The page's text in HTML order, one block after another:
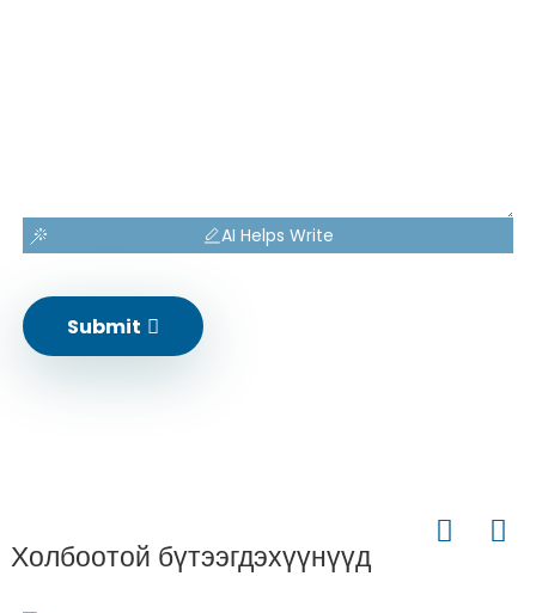
AI Helps Write
Submit
Холбоотой бүтээгдэхүүнүүд